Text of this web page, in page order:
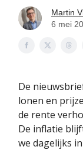
Martin
6 mei
De
lonen en
de rente
De inflatie
we dagelijks